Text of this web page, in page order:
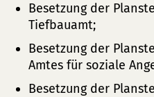
Besetzung der
Tiefbauamt;
Besetzung der
Amtes für soziale
Besetzung der